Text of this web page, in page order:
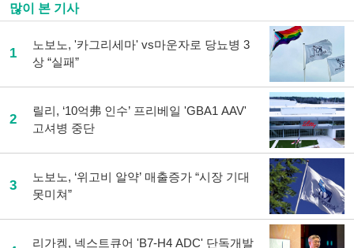
기
많이 본 기사
1
노보노, '카그리세마' vs마운자로 당뇨병 3
상 “실패”
2
릴리, ‘10억弗 인수’ 프리베일 'GBA1 AAV'
고셔병 중단
3
노보노, ‘위고비 알약’ 매출증가 “시장 기대
못미쳐”
리가켐, 넥스트큐어 'B7-H4 ADC' 단독개발